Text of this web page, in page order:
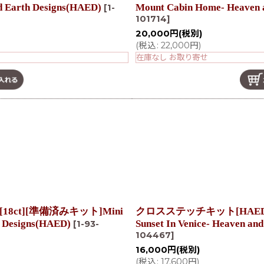
Earth Designs(HAED) [1-
Mount Cabin Home-
101714]
20,000 円 (税別)
(税込: 22,000円)
在庫なし お取り寄せ
準備済みキット]Mini
[1-93-
クロスステッチキット
Sunset In Venice- Heaven
104467]
16,000 円 (税別)
(税込: 17,600円)